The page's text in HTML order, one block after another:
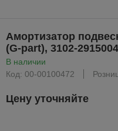
Амортизатор
(G-part), 3102-
В наличии
Код: 00-00100472
Цену уточняйте